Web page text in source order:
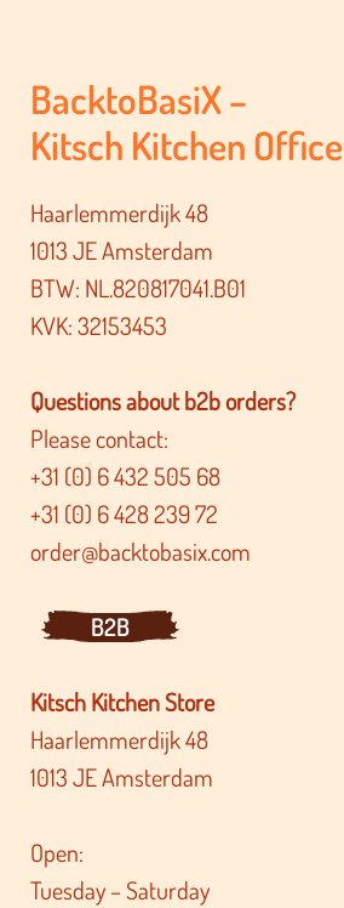
BacktoBasiX –
Kitsch Kitchen Office
Haarlemmerdijk 48
1013 JE Amsterdam
BTW: NL.820817041.B01
KVK: 32153453
Questions about b2b orders?
Please contact:
+31 (0) 6 432 505 68
+31 (0) 6 428 239 72
order@backtobasix.com
B2B
Kitsch Kitchen Store
Haarlemmerdijk 48
1013 JE Amsterdam
Open:
Tuesday – Saturday